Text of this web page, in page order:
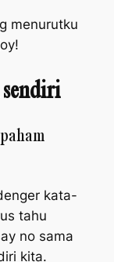
menurutku
!
kata-
tahu
nosama
kita.